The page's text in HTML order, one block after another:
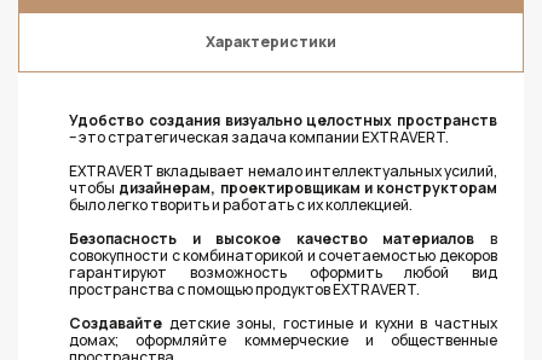
Характеристики
Удобство создания визуально целостных пространств
– это стратегическая задача компании EXTRAVERT.
EXTRAVERT вкладывает немало интеллектуальных усилий,
чтобы дизайнерам, проектировщикам и конструкторам
было легко творить и работать с их коллекцией.
Безопасность и высокое качество материалов в
совокупности с комбинаторикой и сочетаемостью декоров
гарантируют возможность оформить любой вид
пространства с помощью продуктов EXTRAVERT.
Создавайте детские зоны, гостиные и кухни в частных
домах; оформляйте коммерческие и общественные